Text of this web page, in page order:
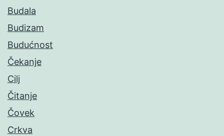
Budala
Budizam
Budućnost
Čekanje
Cilj
Čitanje
Čovek
Crkva